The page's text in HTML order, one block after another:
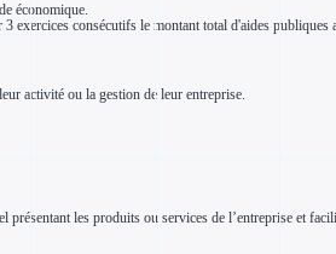
économique.
exercices consécutifs le montant total d'aides publiques
activité ou la gestion de leur entreprise.
les produits ou services de l’entreprise et